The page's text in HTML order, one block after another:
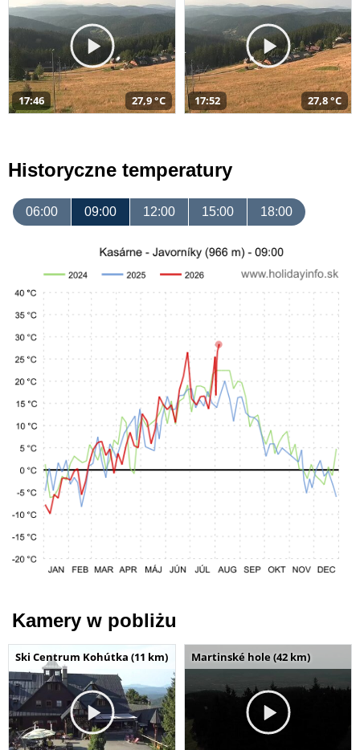
17:46 27,9 °C 17:52 27,8 °C
Historyczne temperatury
06:00 09:00 12:00 15:00 18:00
Kamery w pobliżu
Ski Centrum Kohútka (11 km) Martinské hole (42 km)